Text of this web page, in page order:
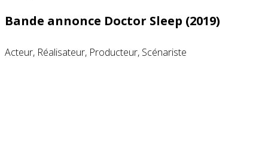
Bande annonce Doctor Sleep (2019)
Acteur, Réalisateur, Producteur, Scénariste